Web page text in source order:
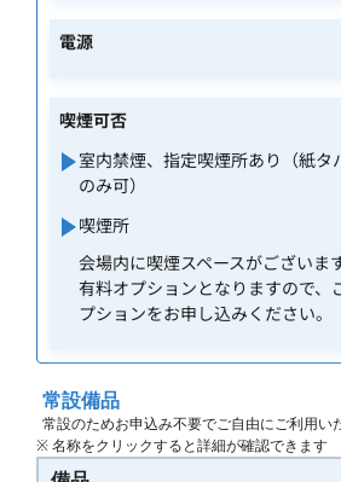
電源
喫煙可否
室内禁煙、指定喫煙所あり（紙タ
のみ可）
喫煙所
会場内に喫煙スペースがございます
有料オプションとなりますので、
プションをお申し込みください。
常設備品
常設のためお申込み不要でご自由にご利用い
※ 名称をクリックすると詳細が確認できます